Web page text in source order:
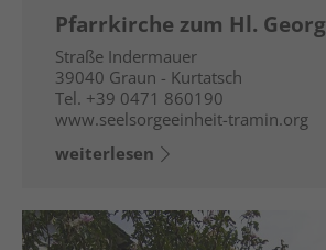
Pfarrkirche zum Hl. Georg
Straße Indermauer
39040 Graun - Kurtatsch
Tel. +39 0471 860190
www.seelsorgeeinheit-tramin.org
weiterlesen